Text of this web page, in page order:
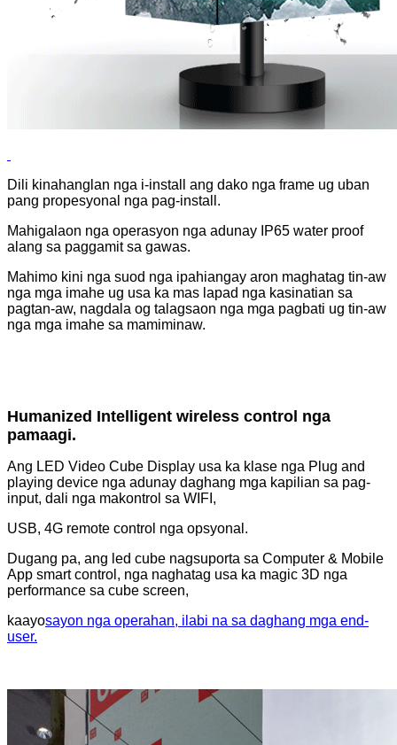
Dili kinahanglan nga i-install ang dako nga frame ug uban
pang propesyonal nga pag-install.
Mahigalaon nga operasyon nga adunay IP65 water proof
alang sa paggamit sa gawas.
Mahimo kini nga suod nga ipahiangay aron maghatag tin-aw
nga mga imahe ug usa ka mas lapad nga kasinatian sa
pagtan-aw, nagdala og talagsaon nga mga pagbati ug tin-aw
nga mga imahe sa mamiminaw.
Humanized Intelligent wireless control nga
pamaagi.
Ang LED Video Cube Display usa ka klase nga Plug and
playing device nga adunay daghang mga kapilian sa pag-
input, dali nga makontrol sa WIFI,
USB, 4G remote control nga opsyonal.
Dugang pa, ang led cube nagsuporta sa Computer & Mobile
App smart control, nga naghatag usa ka magic 3D nga
performance sa cube screen,
kaayosayon ​​nga operahan, ilabi na sa daghang mga end-
user.